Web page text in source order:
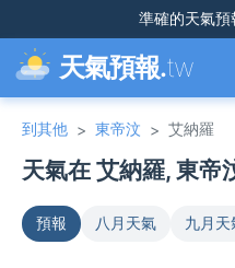
準確的天氣預
天氣預報.tw
到其他 > 東帝汶 > 艾納羅
天氣在 艾納羅, 東
預報 八月天氣 九月天